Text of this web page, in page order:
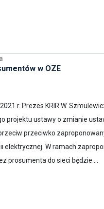
w OZE
r. Prezes KRIR W.
projektu ustawy o zmianie
przeciwko
elektrycznej. W ramach
prosumenta do sieci będzie ...